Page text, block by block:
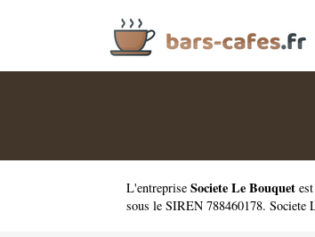
L'entreprise Societe Le Bouquet
sous le SIREN 788460178. Societe